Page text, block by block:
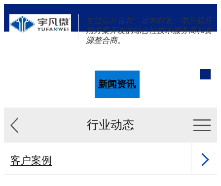
专注芯片合封、定制封装、单片机应
用方案开发的综合性技术服务商和资
源整合商。
新闻资讯
行业动态
客户案例